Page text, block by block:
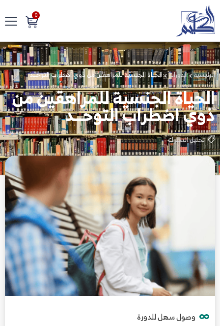
0
الرئيسية الدورات الحياة الجنسية للمراهقين من ذوي اضطراب التوحـــد
الحياة الجنسية للمراهقين من
ذوي اضطراب التوحـــد
تحليل السلوك
وصول سهل للدورة